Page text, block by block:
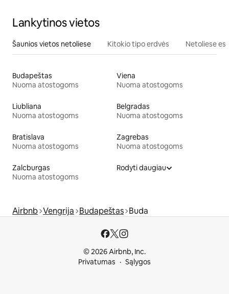
Lankytinos vietos
Šaunios vietos netoliese Kitokio tipo erdvės Netoliese
Budapeštas
Nuoma atostogoms
Viena
Nuoma atostogoms
Liubliana
Nuoma atostogoms
Belgradas
Nuoma atostogoms
Bratislava
Nuoma atostogoms
Zagrebas
Nuoma atostogoms
Zalcburgas
Nuoma atostogoms
Rodyti daugiau
Airbnb Vengrija Budapeštas Buda
© 2026 Airbnb, Inc.
Privatumas
Sąlygos